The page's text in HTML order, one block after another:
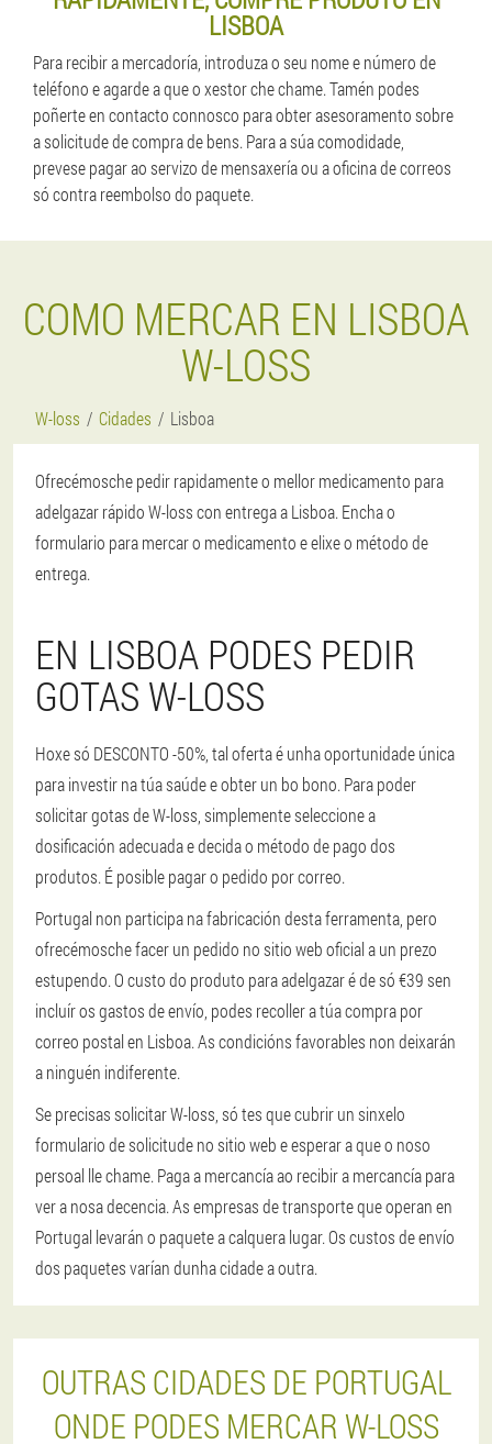
LISBOA
Para recibir a mercadoría, introduza o seu nome e número de
teléfono e agarde a que o xestor che chame. Tamén podes
poñerte en contacto connosco para obter asesoramento sobre
a solicitude de compra de bens. Para a súa comodidade,
prevese pagar ao servizo de mensaxería ou a oficina de correos
só contra reembolso do paquete.
COMO MERCAR EN LISBOA
W-LOSS
W-loss Cidades Lisboa
Ofrecémosche pedir rapidamente o mellor medicamento para
adelgazar rápido W-loss con entrega a Lisboa. Encha o
formulario para mercar o medicamento e elixe o método de
entrega.
EN LISBOA PODES PEDIR
GOTAS W-LOSS
Hoxe só DESCONTO -50%, tal oferta é unha oportunidade única
para investir na túa saúde e obter un bo bono. Para poder
solicitar gotas de W-loss, simplemente seleccione a
dosificación adecuada e decida o método de pago dos
produtos. É posible pagar o pedido por correo.
Portugal non participa na fabricación desta ferramenta, pero
ofrecémosche facer un pedido no sitio web oficial a un prezo
estupendo. O custo do produto para adelgazar é de só €39 sen
incluír os gastos de envío, podes recoller a túa compra por
correo postal en Lisboa. As condicións favorables non deixarán
a ninguén indiferente.
Se precisas solicitar W-loss, só tes que cubrir un sinxelo
formulario de solicitude no sitio web e esperar a que o noso
persoal lle chame. Paga a mercancía ao recibir a mercancía para
ver a nosa decencia. As empresas de transporte que operan en
Portugal levarán o paquete a calquera lugar. Os custos de envío
dos paquetes varían dunha cidade a outra.
OUTRAS CIDADES DE PORTUGAL
ONDE PODES MERCAR W-LOSS